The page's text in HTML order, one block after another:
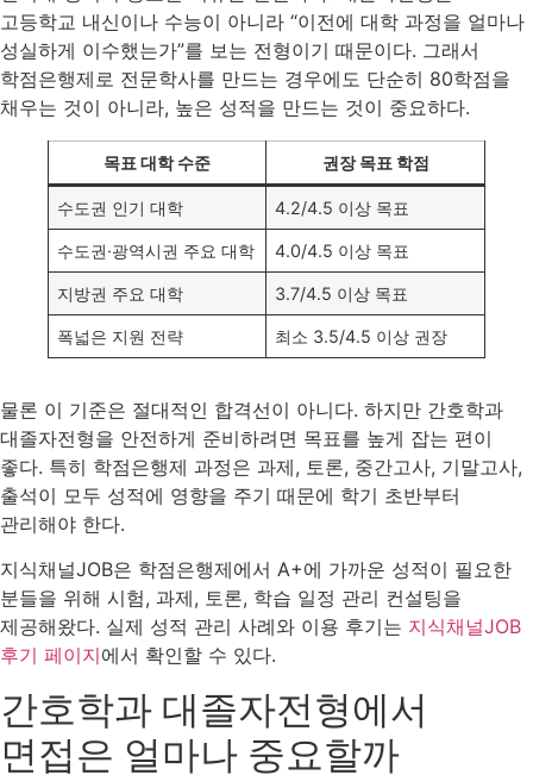
고등학교 내신이나 수능이 아니라 “이전에 대학 과정을 얼마나
성실하게 이수했는가”를 보는 전형이기 때문이다. 그래서
학점은행제로 전문학사를 만드는 경우에도 단순히 80학점을
채우는 것이 아니라, 높은 성적을 만드는 것이 중요하다.
목표 대학 수준 권장 목표 학점
수도권 인기 대학 4.2/4.5 이상 목표
수도권·광역시권 주요 대학 4.0/4.5 이상 목표
지방권 주요 대학 3.7/4.5 이상 목표
폭넓은 지원 전략 최소 3.5/4.5 이상 권장
물론 이 기준은 절대적인 합격선이 아니다. 하지만 간호학과
대졸자전형을 안전하게 준비하려면 목표를 높게 잡는 편이
좋다. 특히 학점은행제 과정은 과제, 토론, 중간고사, 기말고사,
출석이 모두 성적에 영향을 주기 때문에 학기 초반부터
관리해야 한다.
지식채널JOB은 학점은행제에서 A+에 가까운 성적이 필요한
분들을 위해 시험, 과제, 토론, 학습 일정 관리 컨설팅을
제공해왔다. 실제 성적 관리 사례와 이용 후기는 지식채널JOB
후기 페이지에서 확인할 수 있다.
간호학과 대졸자전형에서
면접은 얼마나 중요할까